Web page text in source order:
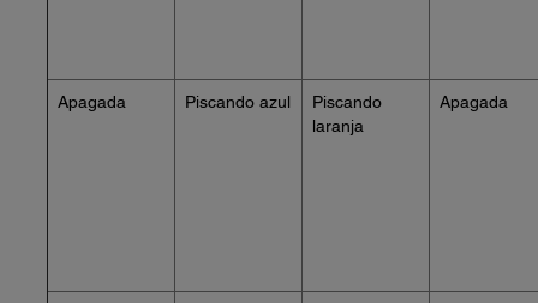
Apagada Piscando azul
Piscando
laranja
Apagada